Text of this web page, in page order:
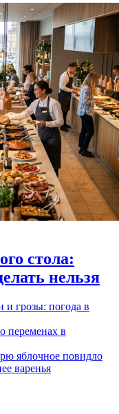
стола:
нельзя
грозы: погода в
переменах в
яблочное повидло
варенья